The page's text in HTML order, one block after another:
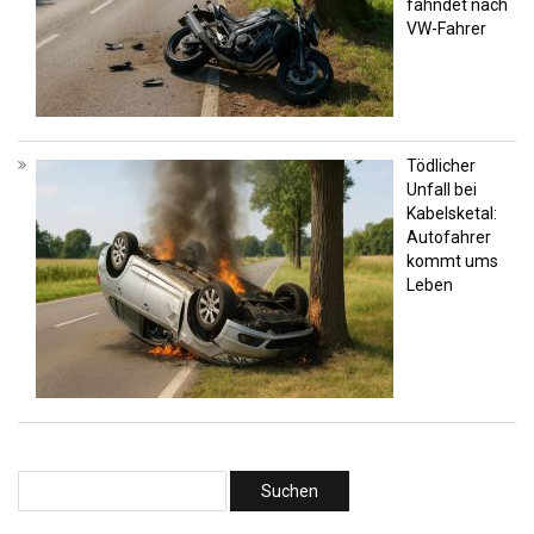
fahndet nach
VW-Fahrer
Tödlicher
Unfall bei
Kabelsketal:
Autofahrer
kommt ums
Leben